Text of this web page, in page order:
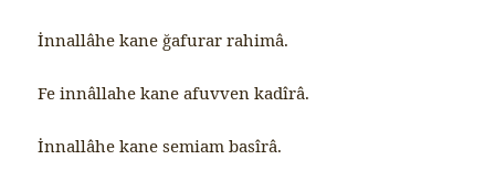
İnnallâhe kane ğafurar rahimâ.
Fe innâllahe kane afuvven kadîrâ.
İnnallâhe kane semiam basîrâ.